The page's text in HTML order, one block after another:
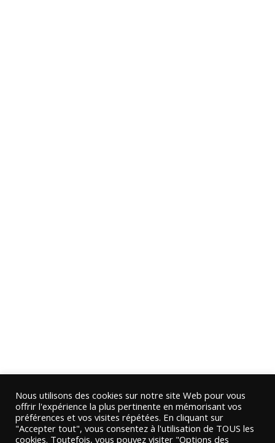
Nous utilisons des cookies sur notre site Web pour vous
offrir l'expérience la plus pertinente en mémorisant vos
préférences et vos visites répétées. En cliquant sur
"Accepter tout", vous consentez à l'utilisation de TOUS les
cookies. Toutefois, vous pouvez visiter "Options des